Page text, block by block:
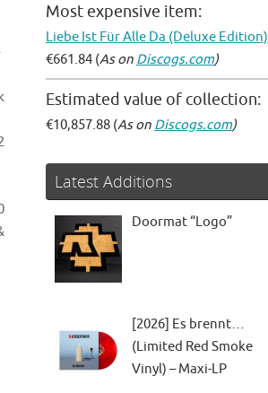
Most expensive item:
Liebe Ist Für Alle Da (Deluxe Edition)
€661.84 (As on Discogs.com)
Estimated value of collection:
€10,857.88 (As on Discogs.com)
Latest Additions
Doormat “Logo”
[2026] Es brennt…
(Limited Red Smoke
Vinyl) – Maxi-LP